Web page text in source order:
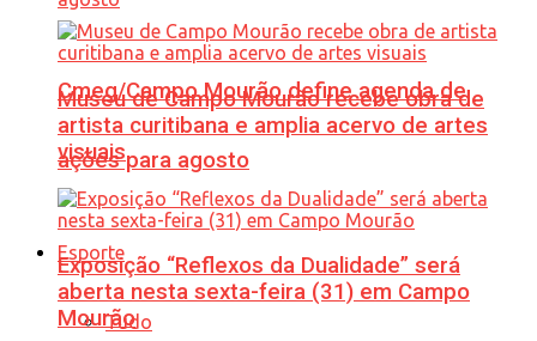
Cmeg/Campo Mourão define agenda de
ações para agosto
Esporte
Tudo
Museu de Campo Mourão recebe obra de
artista curitibana e amplia acervo de artes
visuais
Exposição “Reflexos da Dualidade” será
aberta nesta sexta-feira (31) em Campo
Mourão